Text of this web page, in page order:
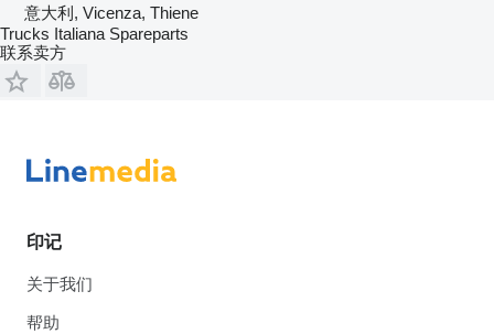
意大利, Vicenza, Thiene
Trucks Italiana Spareparts
联系卖方
印记
关于我们
帮助